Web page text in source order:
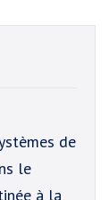
de
le
à la